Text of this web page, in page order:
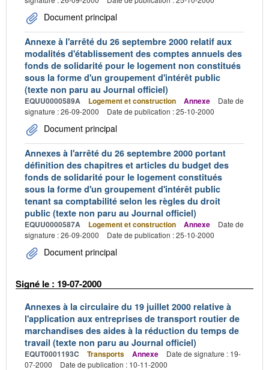
Document principal
Annexe à l'arrêté du 26 septembre 2000 relatif aux
modalités d'établissement des comptes annuels des
fonds de solidarité pour le logement non constitués
sous la forme d'un groupement d'intérêt public
(texte non paru au Journal officiel)
EQUU0000589A Logement et construction Annexe
Date de
signature : 26-09-2000
Date de publication : 25-10-2000
Document principal
Annexes à l'arrêté du 26 septembre 2000 portant
définition des chapitres et articles du budget des
fonds de solidarité pour le logement constitués
sous la forme d'un groupement d'intérêt public
tenant sa comptabilité selon les règles du droit
public (texte non paru au Journal officiel)
EQUU0000587A Logement et construction Annexe
Date de
signature : 26-09-2000
Date de publication : 25-10-2000
Document principal
Signé le : 19-07-2000
Annexes à la circulaire du 19 juillet 2000 relative à
l'application aux entreprises de transport routier de
marchandises des aides à la réduction du temps de
travail (texte non paru au Journal officiel)
EQUT0001193C Transports Annexe
Date de signature : 19-
07-2000
Date de publication : 10-11-2000